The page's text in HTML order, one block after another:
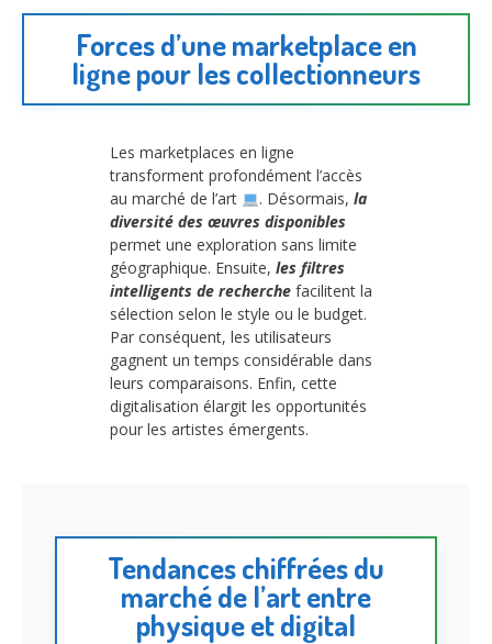
Forces d’une marketplace en
ligne pour les collectionneurs
Les marketplaces en ligne
transforment profondément l’accès
au marché de l’art
. Désormais, la
diversité des œuvres disponibles
permet une exploration sans limite
géographique. Ensuite, les filtres
intelligents de recherche facilitent la
sélection selon le style ou le budget.
Par conséquent, les utilisateurs
gagnent un temps considérable dans
leurs comparaisons. Enfin, cette
digitalisation élargit les opportunités
pour les artistes émergents.
Tendances chiffrées du
marché de l’art entre
physique et digital